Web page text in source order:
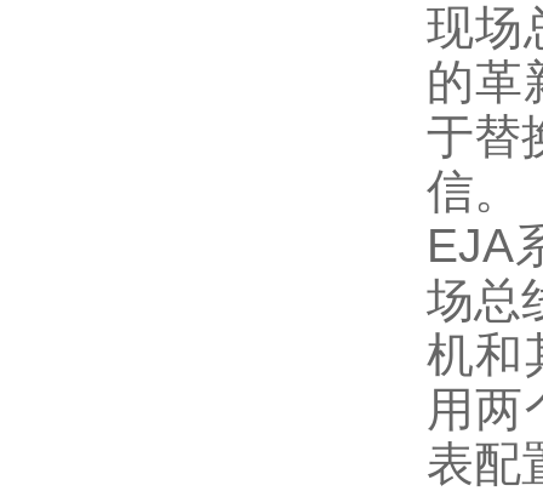
现场
的革
于替
信。
EJA
场总
机和
用两
表配